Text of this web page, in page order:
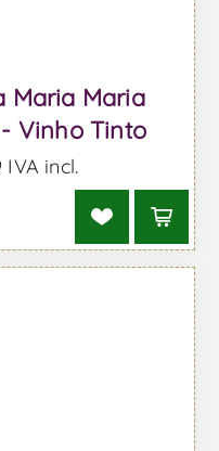
Maria Maria
Vinho Tinto
IVA incl.